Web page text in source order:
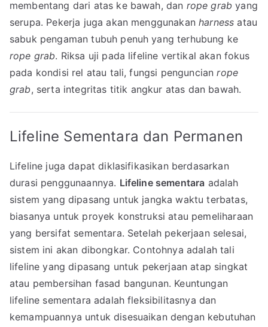
membentang dari atas ke bawah, dan rope grab yang
serupa. Pekerja juga akan menggunakanharness atau
sabuk pengaman tubuh penuh yang terhubung ke
rope grab. Riksa uji pada lifeline vertikal akan fokus
pada kondisi rel atau tali, fungsi penguncianrope
grab, serta integritas titik angkur atas dan bawah.
Lifeline Sementara dan Permanen
Lifeline juga dapat diklasifikasikan berdasarkan
durasi penggunaannya. Lifeline sementara adalah
sistem yang dipasang untuk jangka waktu terbatas,
biasanya untuk proyek konstruksi atau pemeliharaan
yang bersifat sementara. Setelah pekerjaan selesai,
sistem ini akan dibongkar. Contohnya adalah tali
lifeline yang dipasang untuk pekerjaan atap singkat
atau pembersihan fasad bangunan. Keuntungan
lifeline sementara adalah fleksibilitasnya dan
kemampuannya untuk disesuaikan dengan kebutuhan